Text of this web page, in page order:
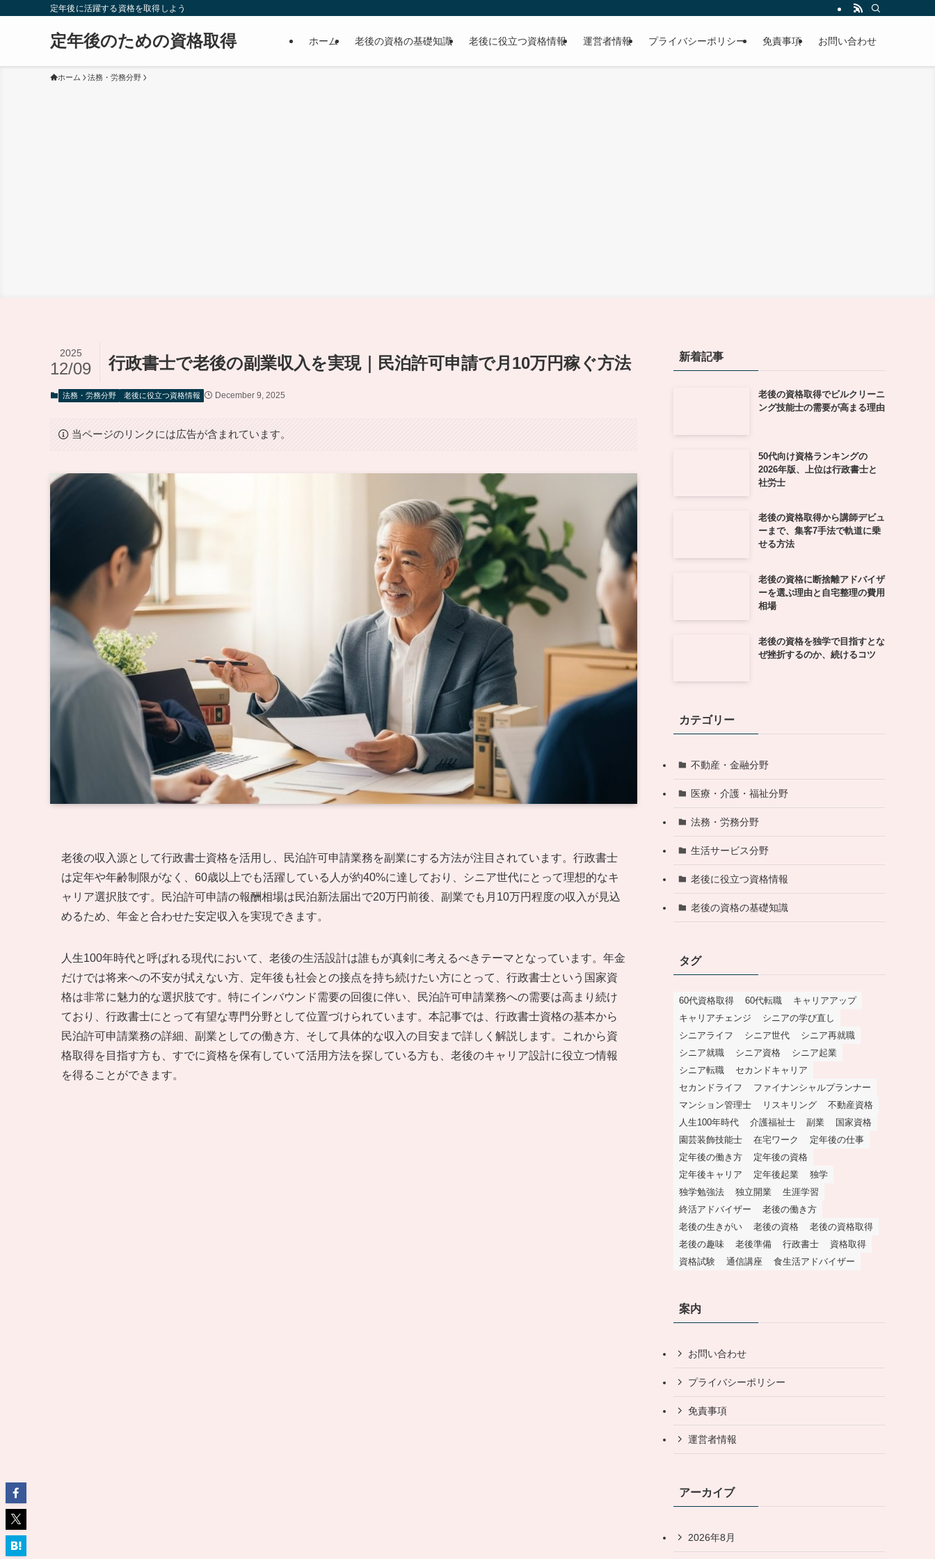
定年後に活躍する資格を取得しよう
定年後のための資格取得 ホーム 老後の資格の基礎知識 老後に役立つ資格情報 運営者情報 プライバシーポリシー 免責事項 お問い合わせ
ホーム 法務・労務分野
行政書士で老後の副業収入を実現｜民泊許可申請で月10万円稼ぐ方法
2025
12/09
法務・労務分野 老後に役立つ資格情報 December 9, 2025
当ページのリンクには広告が含まれています。
老後の収入源として行政書士資格を活用し、民泊許可申請業務を副業にする方法が注目されています。行政書士
は定年や年齢制限がなく、60歳以上でも活躍している人が約40%に達しており、シニア世代にとって理想的なキ
ャリア選択肢です。民泊許可申請の報酬相場は民泊新法届出で20万円前後、副業でも月10万円程度の収入が見込
めるため、年金と合わせた安定収入を実現できます。
人生100年時代と呼ばれる現代において、老後の生活設計は誰もが真剣に考えるべきテーマとなっています。年金
だけでは将来への不安が拭えない方、定年後も社会との接点を持ち続けたい方にとって、行政書士という国家資
格は非常に魅力的な選択肢です。特にインバウンド需要の回復に伴い、民泊許可申請業務への需要は高まり続け
ており、行政書士にとって有望な専門分野として位置づけられています。本記事では、行政書士資格の基本から
民泊許可申請業務の詳細、副業としての働き方、そして具体的な収入の目安まで詳しく解説します。これから資
格取得を目指す方も、すでに資格を保有していて活用方法を探している方も、老後のキャリア設計に役立つ情報
を得ることができます。
新着記事
老後の資格取得でビルクリーニ
ング技能士の需要が高まる理由
50代向け資格ランキングの
2026年版、上位は行政書士と
社労士
老後の資格取得から講師デビュ
ーまで、集客7手法で軌道に乗
せる方法
老後の資格に断捨離アドバイザ
ーを選ぶ理由と自宅整理の費用
相場
老後の資格を独学で目指すとな
ぜ挫折するのか、続けるコツ
カテゴリー
不動産・金融分野
医療・介護・福祉分野
法務・労務分野
生活サービス分野
老後に役立つ資格情報
老後の資格の基礎知識
タグ
60代資格取得 60代転職
キャリアアップ
キャリアチェンジ
シニアの学び直し
シニアライフ
シニア世代
シニア再就職
シニア就職
シニア資格
シニア起業
シニア転職
セカンドキャリア
セカンドライフ
ファイナンシャルプランナー
マンション管理士
リスキリング
不動産資格
人生100年時代
介護福祉士 副業
国家資格
園芸装飾技能士
在宅ワーク
定年後の仕事
定年後の働き方
定年後の資格
定年後キャリア
定年後起業
独学
独学勉強法
独立開業
生涯学習
終活アドバイザー
老後の働き方
老後の生きがい
老後の資格
老後の資格取得
老後の趣味
老後準備 行政書士
資格取得
資格試験
通信講座 食生活アドバイザー
案内
お問い合わせ
プライバシーポリシー
免責事項
運営者情報
アーカイブ
2026年8月